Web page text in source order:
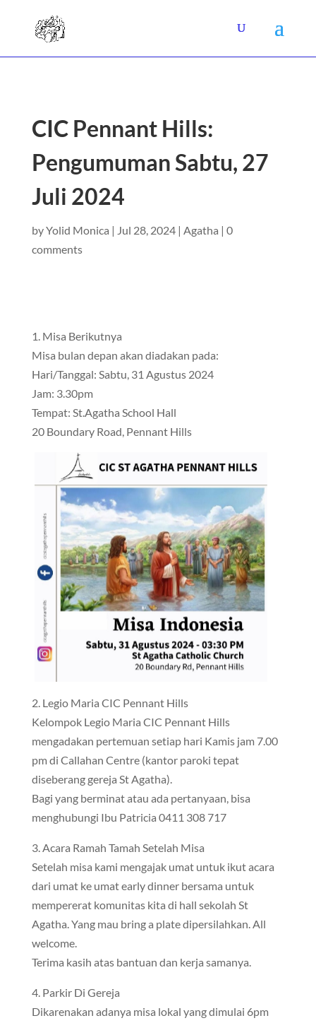
CIC Pennant Hills:
Pengumuman Sabtu, 27
Juli 2024
byYolid Monica | Jul 28, 2024| Agatha | 0
comments
1. Misa Berikutnya
Misa bulan depan akan diadakan pada:
Hari/Tanggal: Sabtu, 31 Agustus 2024
Jam: 3.30pm
Tempat: St.Agatha School Hall
20 Boundary Road, Pennant Hills
2. Legio Maria CIC Pennant Hills
Kelompok Legio Maria CIC Pennant Hills
mengadakan pertemuan setiap hari Kamis jam 7.00
pm di Callahan Centre (kantor paroki tepat
diseberang gereja St Agatha).
Bagi yang berminat atau ada pertanyaan, bisa
menghubungi Ibu Patricia 0411 308 717
3. Acara Ramah Tamah Setelah Misa
Setelah misa kami mengajak umat untuk ikut acara
dari umat ke umat early dinner bersama untuk
mempererat komunitas kita di hall sekolah St
Agatha. Yang mau bring a plate dipersilahkan. All
welcome.
Terima kasih atas bantuan dan kerja samanya.
4. Parkir Di Gereja
Dikarenakan adanya misa lokal yang dimulai 6pm